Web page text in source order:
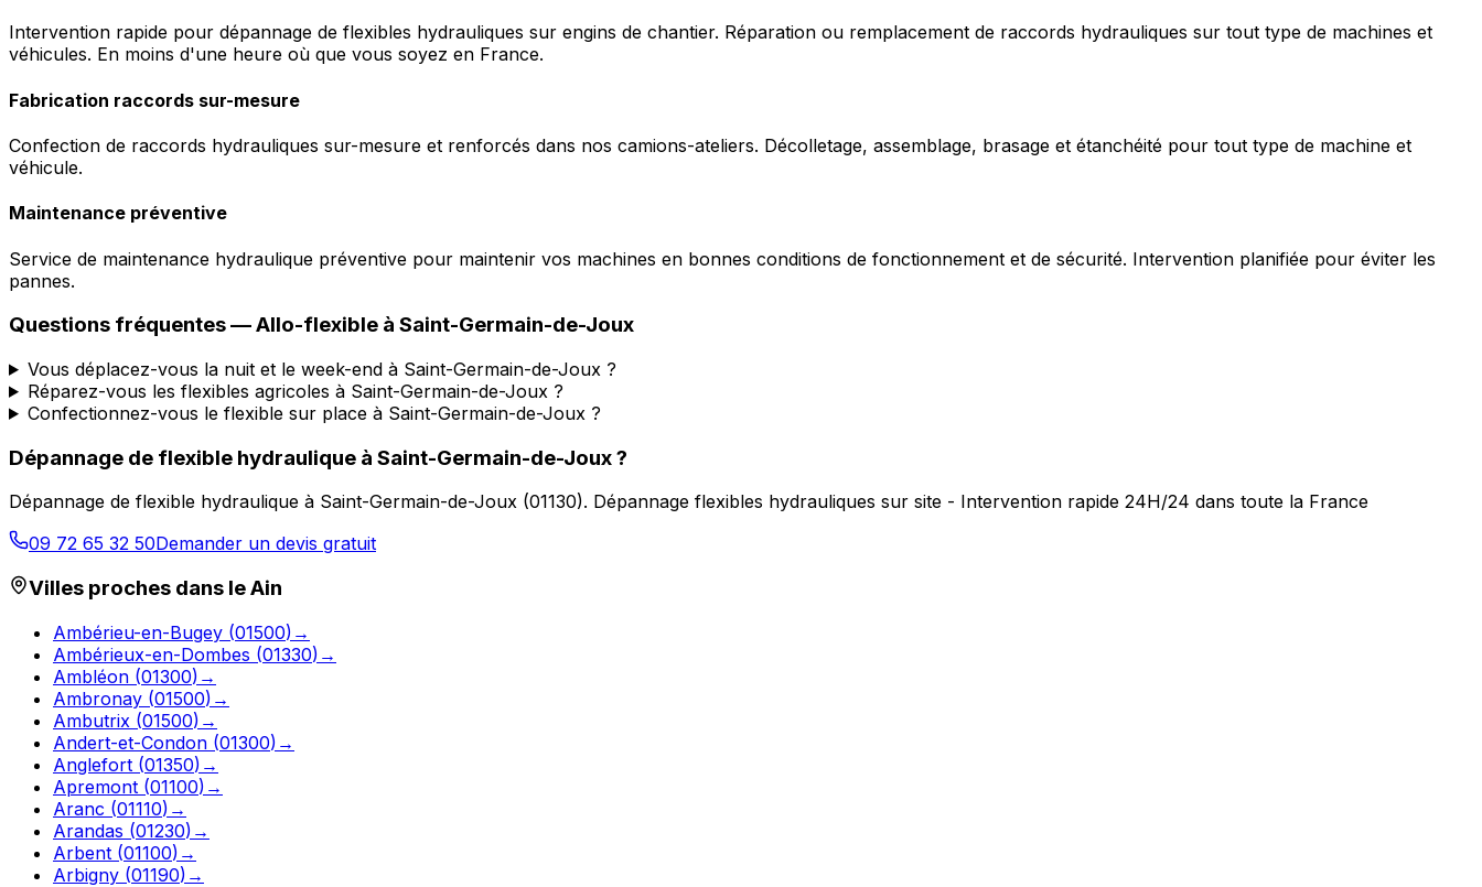
Intervention rapide pour dépannage de flexibles hydrauliques sur engins de chantier. Réparation ou remplacement de raccords hydrauliques sur tout type de machines et
véhicules. En moins d'une heure où que vous soyez en France.
Fabrication raccords sur-mesure
Confection de raccords hydrauliques sur-mesure et renforcés dans nos camions-ateliers. Décolletage, assemblage, brasage et étanchéité pour tout type de machine et
véhicule.
Maintenance préventive
Service de maintenance hydraulique préventive pour maintenir vos machines en bonnes conditions de fonctionnement et de sécurité. Intervention planifiée pour éviter les
pannes.
Questions fréquentes —Allo-flexible à Saint-Germain-de-Joux
Vous déplacez-vous la nuit et le week-end à Saint-Germain-de-Joux ?
Réparez-vous les flexibles agricoles à Saint-Germain-de-Joux ?
Confectionnez-vous le flexible sur place à Saint-Germain-de-Joux ?
Dépannage de flexible hydraulique à Saint-Germain-de-Joux?
Dépannage de flexible hydraulique à Saint-Germain-de-Joux (01130). Dépannage flexibles hydrauliques sur site - Intervention rapide 24H/24 dans toute la France
09 72 65 32 50Demander un devis gratuit
Villes proches dans leAin
Ambérieu-en-Bugey (01500) →
Ambérieux-en-Dombes (01330) →
Ambléon (01300) →
Ambronay (01500) →
Ambutrix (01500) →
Andert-et-Condon (01300) →
Anglefort (01350) →
Apremont (01100) →
Aranc (01110) →
Arandas (01230) →
Arbent (01100) →
Arbigny (01190) →